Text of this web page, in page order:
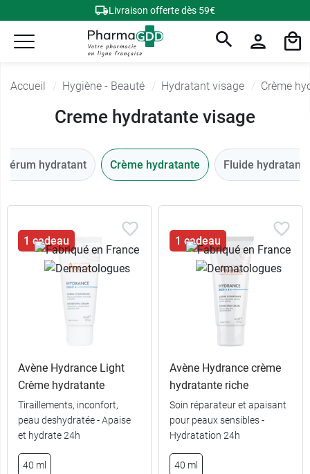
Livraison offerte dès 59€
Accueil Hygiène - Beauté Hydratant visage Crème
Creme hydratante visage
Sérum hydratant Crème hydratante Fluide hydratant
1 cadeau
Avène Hydrance Light
Crème hydratante
Tiraillements, inconfort,
peau deshydratée - Apaise
et hydrate 24h
40 ml
1 cadeau
Avène Hydrance crème
hydratante riche
Soin réparateur et apaisant
pour peaux sensibles -
Hydratation 24h
40 ml